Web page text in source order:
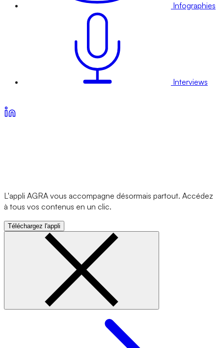
Infographies
Interviews
L'appli AGRA vous accompagne désormais partout. Accédez
à tous vos contenus en un clic.
Téléchargez l'appli